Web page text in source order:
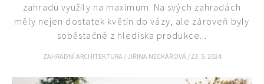
zahradu využily na maximum. Na svých zahradách
měly nejen dostatek květin do vázy, ale zároveň byly
soběstačné z hlediska produkce...
ZAHRADNÍ ARCHITEKTURA / JIŘINA NECKÁŘOVÁ / 23. 5. 2024